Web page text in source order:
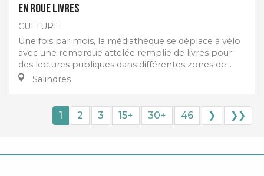
En roue livres
CULTURE
Une fois par mois, la médiathèque se déplace à vélo
avec une remorque attelée remplie de livres pour
des lectures publiques dans différentes zones de...
Salindres
1 2 3 15+ 30+ 46 ❯ ❯❯